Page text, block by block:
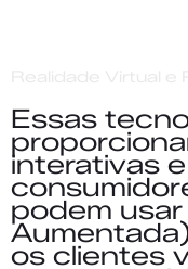
Essas
interativas
podem
os clientes